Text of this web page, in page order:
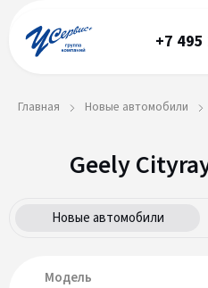
+7
Главная Новые автомобили
Geely
Новые автомобили
Модель